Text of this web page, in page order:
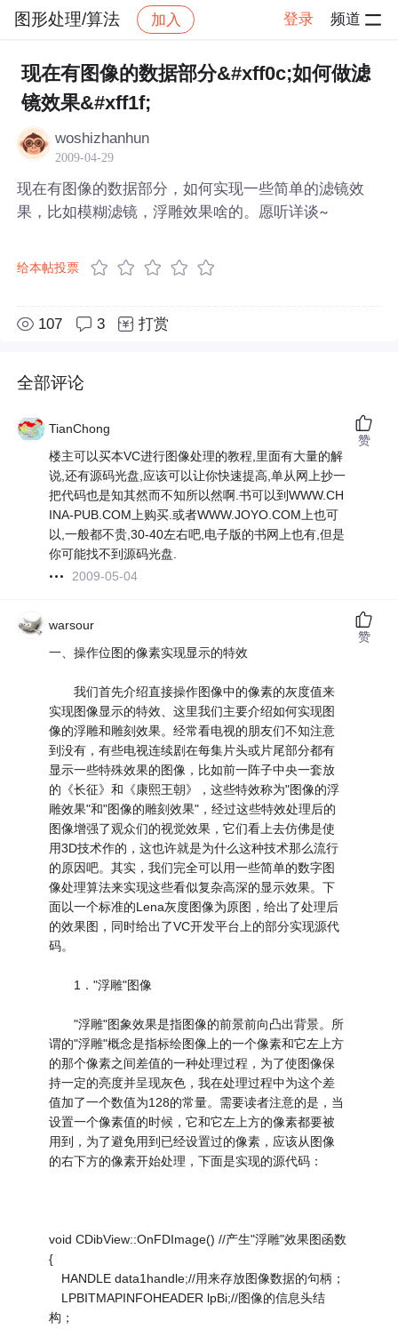
图形处理/算法 加入 登录 频道
社区 图形处理/算法 帖子详情
现在有图像的数据部分&#xff0c;如何做滤
镜效果&#xff1f;
woshizhanhun
2009-04-29
现在有图像的数据部分，如何实现一些简单的滤镜效
果，比如模糊滤镜，浮雕效果啥的。愿听详谈~
给本帖投票
107 3 打赏
全部评论
TianChong
楼主可以买本VC进行图像处理的教程,里面有大量的解
说,还有源码光盘,应该可以让你快速提高,单从网上抄一
把代码也是知其然而不知所以然啊.书可以到WWW.CH
INA-PUB.COM上购买.或者WWW.JOYO.COM上也可
以,一般都不贵,30-40左右吧,电子版的书网上也有,但是
你可能找不到源码光盘.
2009-05-04
赞
warsour
一、操作位图的像素实现显示的特效
我们首先介绍直接操作图像中的像素的灰度值来
实现图像显示的特效、这里我们主要介绍如何实现图
像的浮雕和雕刻效果。经常看电视的朋友们不知注意
到没有，有些电视连续剧在每集片头或片尾部分都有
显示一些特殊效果的图像，比如前一阵子中央一套放
的《长征》和《康熙王朝》，这些特效称为"图像的浮
雕效果"和"图像的雕刻效果"，经过这些特效处理后的
图像增强了观众们的视觉效果，它们看上去仿佛是使
用3D技术作的，这也许就是为什么这种技术那么流行
的原因吧。其实，我们完全可以用一些简单的数字图
像处理算法来实现这些看似复杂高深的显示效果。下
面以一个标准的Lena灰度图像为原图，给出了处理后
的效果图，同时给出了VC开发平台上的部分实现源代
码。
1．"浮雕"图像
"浮雕"图象效果是指图像的前景前向凸出背景。所
谓的"浮雕"概念是指标绘图像上的一个像素和它左上方
的那个像素之间差值的一种处理过程，为了使图像保
持一定的亮度并呈现灰色，我在处理过程中为这个差
值加了一个数值为128的常量。需要读者注意的是，当
设置一个像素值的时候，它和它左上方的像素都要被
用到，为了避免用到已经设置过的像素，应该从图像
的右下方的像素开始处理，下面是实现的源代码：
void CDibView::OnFDImage() //产生"浮雕"效果图函数
{
HANDLE data1handle;//用来存放图像数据的句柄；
LPBITMAPINFOHEADER lpBi;//图像的信息头结
构；
赞